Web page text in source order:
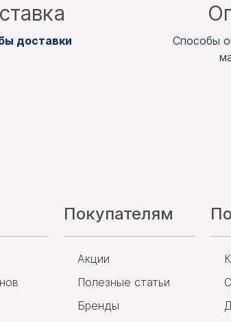
доставки
Способы
Покупателям
Акции
Полезные статьи
Бренды